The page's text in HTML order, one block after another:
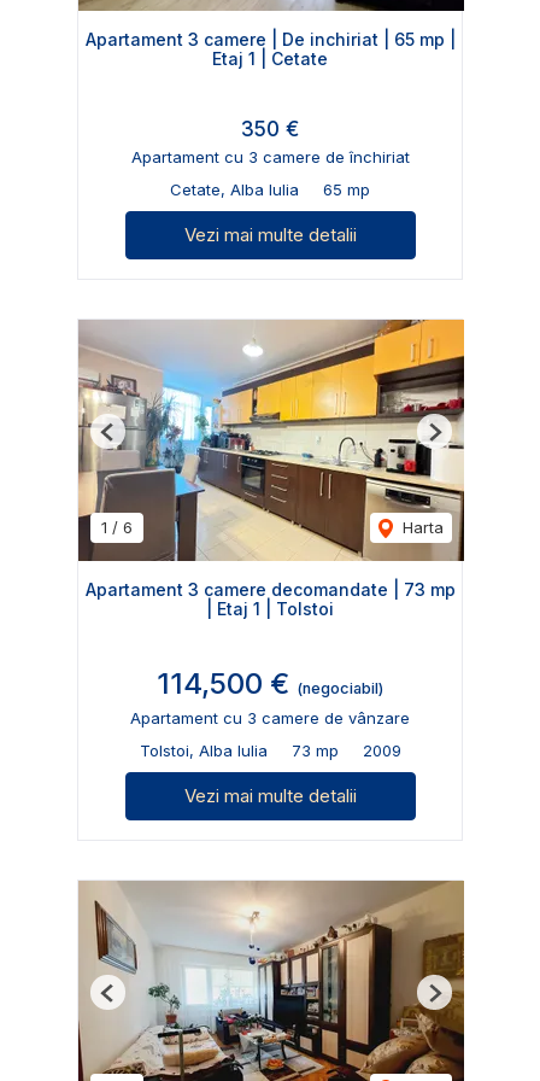
Apartament 3 camere | De inchiriat | 65 mp |
Etaj 1 | Cetate
350 €
Apartament cu 3 camere de închiriat
Cetate, Alba Iulia
65 mp
Vezi mai multe detalii
1 / 6 Harta
Previous Next
Apartament 3 camere decomandate | 73 mp
| Etaj 1 | Tolstoi
114,500 € (negociabil)
Apartament cu 3 camere de vânzare
Tolstoi, Alba Iulia
73 mp 2009
Vezi mai multe detalii
Previous Next